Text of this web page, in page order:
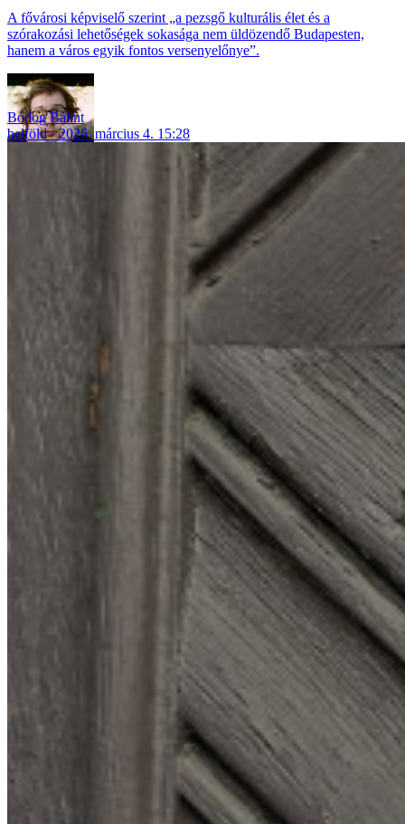
A fővárosi képviselő szerint „a pezsgő kulturális élet és a
szórakozási lehetőségek sokasága nem üldözendő Budapesten,
hanem a város egyik fontos versenyelőnye”.
Bódog Bálint
belföld
2026. március 4. 15:28